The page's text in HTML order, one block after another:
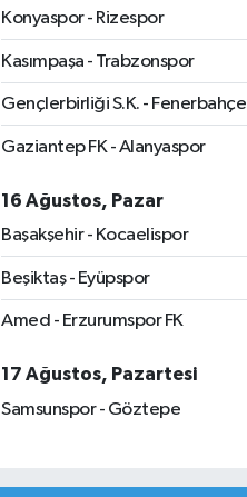
Konyaspor - Rizespor
Kasımpaşa - Trabzonspor
Gençlerbirliği S.K. - Fenerbahçe
Gaziantep FK - Alanyaspor
16 Ağustos, Pazar
Başakşehir - Kocaelispor
Beşiktaş - Eyüpspor
Amed - Erzurumspor FK
17 Ağustos, Pazartesi
Samsunspor - Göztepe